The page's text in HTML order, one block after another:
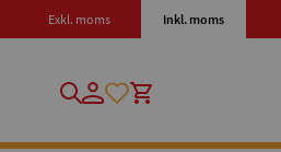
Exkl. moms Inkl. moms